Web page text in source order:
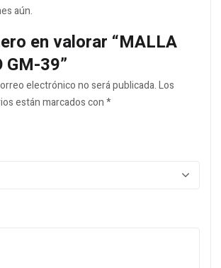
aún.
en valorar “MALLA
GM-39”
electrónico no será publicada.Los
están marcados con*